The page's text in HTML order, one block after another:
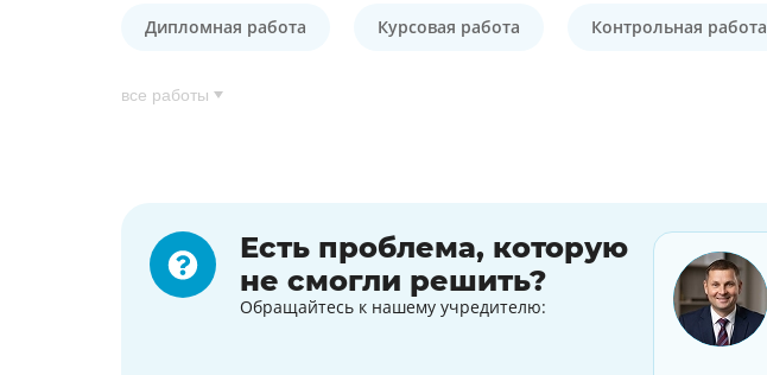
Дипломная работа Курсовая работа Контрольная работа
все работы
Есть проблема, которую
не смогли решить?
Обращайтесь к нашему учредителю: